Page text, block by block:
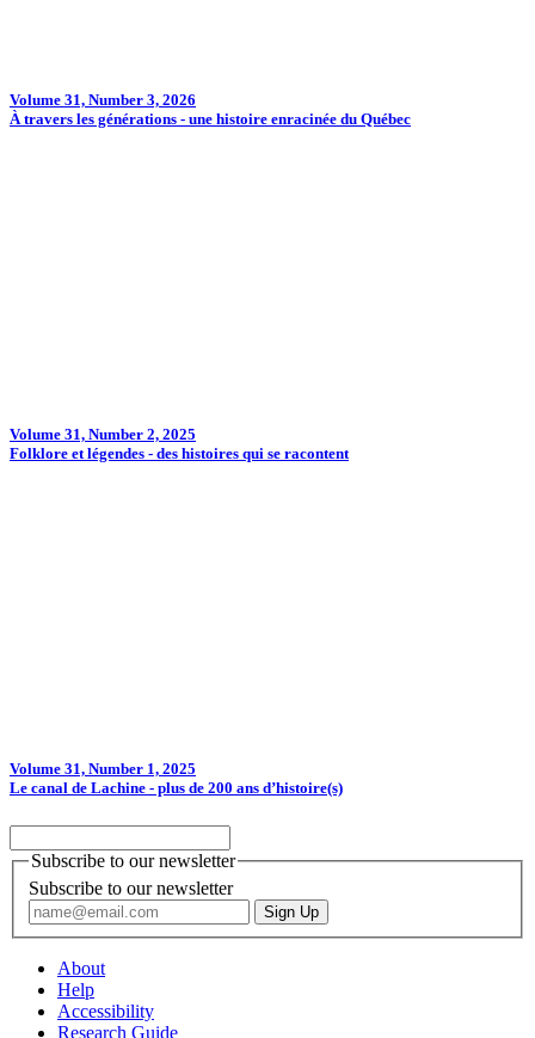
Volume 31, Number 3, 2026
À travers les générations - une histoire enracinée du Québec
Volume 31, Number 2, 2025
Folklore et légendes - des histoires qui se racontent
Volume 31, Number 1, 2025
Le canal de Lachine - plus de 200 ans d’histoire(s)
Subscribe to our newsletter
Subscribe to our newsletter
About
Help
Accessibility
Research Guide